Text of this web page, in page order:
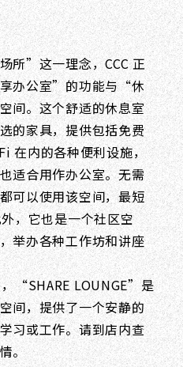
所”这一理念，CCC 正
办公室”的功能与“休
间。这个舒适的休息室
的家具，提供包括免费
在内的各种便利设施，
适合用作办公室。无需
可以使用该空间，最短
，它也是一个社区空
举办各种工作坊和讲座
“SHARE LOUNGE”是
间，提供了一个安静的
习或工作。请到店内查
。